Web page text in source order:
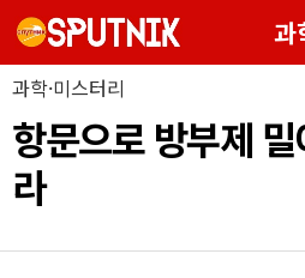
과
과학·미스터리
항문으로 방부제
라